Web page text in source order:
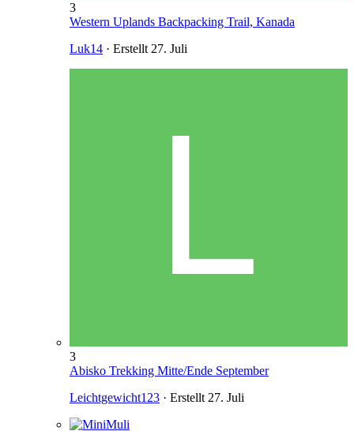
3
Western Uplands Backpacking Trail, Kanada
Luk14 · Erstellt27. Juli
3
Abisko Trekking Mitte/Ende September
Leichtgewicht123 · Erstellt27. Juli